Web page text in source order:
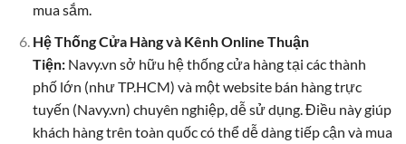
mua sắm.
Hệ Thống Cửa Hàng và Kênh Online Thuận
Tiện:Navy.vn sở hữu hệ thống cửa hàng tại các thành
phố lớn (như TP.HCM) và một website bán hàng trực
tuyến (Navy.vn) chuyên nghiệp, dễ sử dụng. Điều này giúp
khách hàng trên toàn quốc có thể dễ dàng tiếp cận và mua